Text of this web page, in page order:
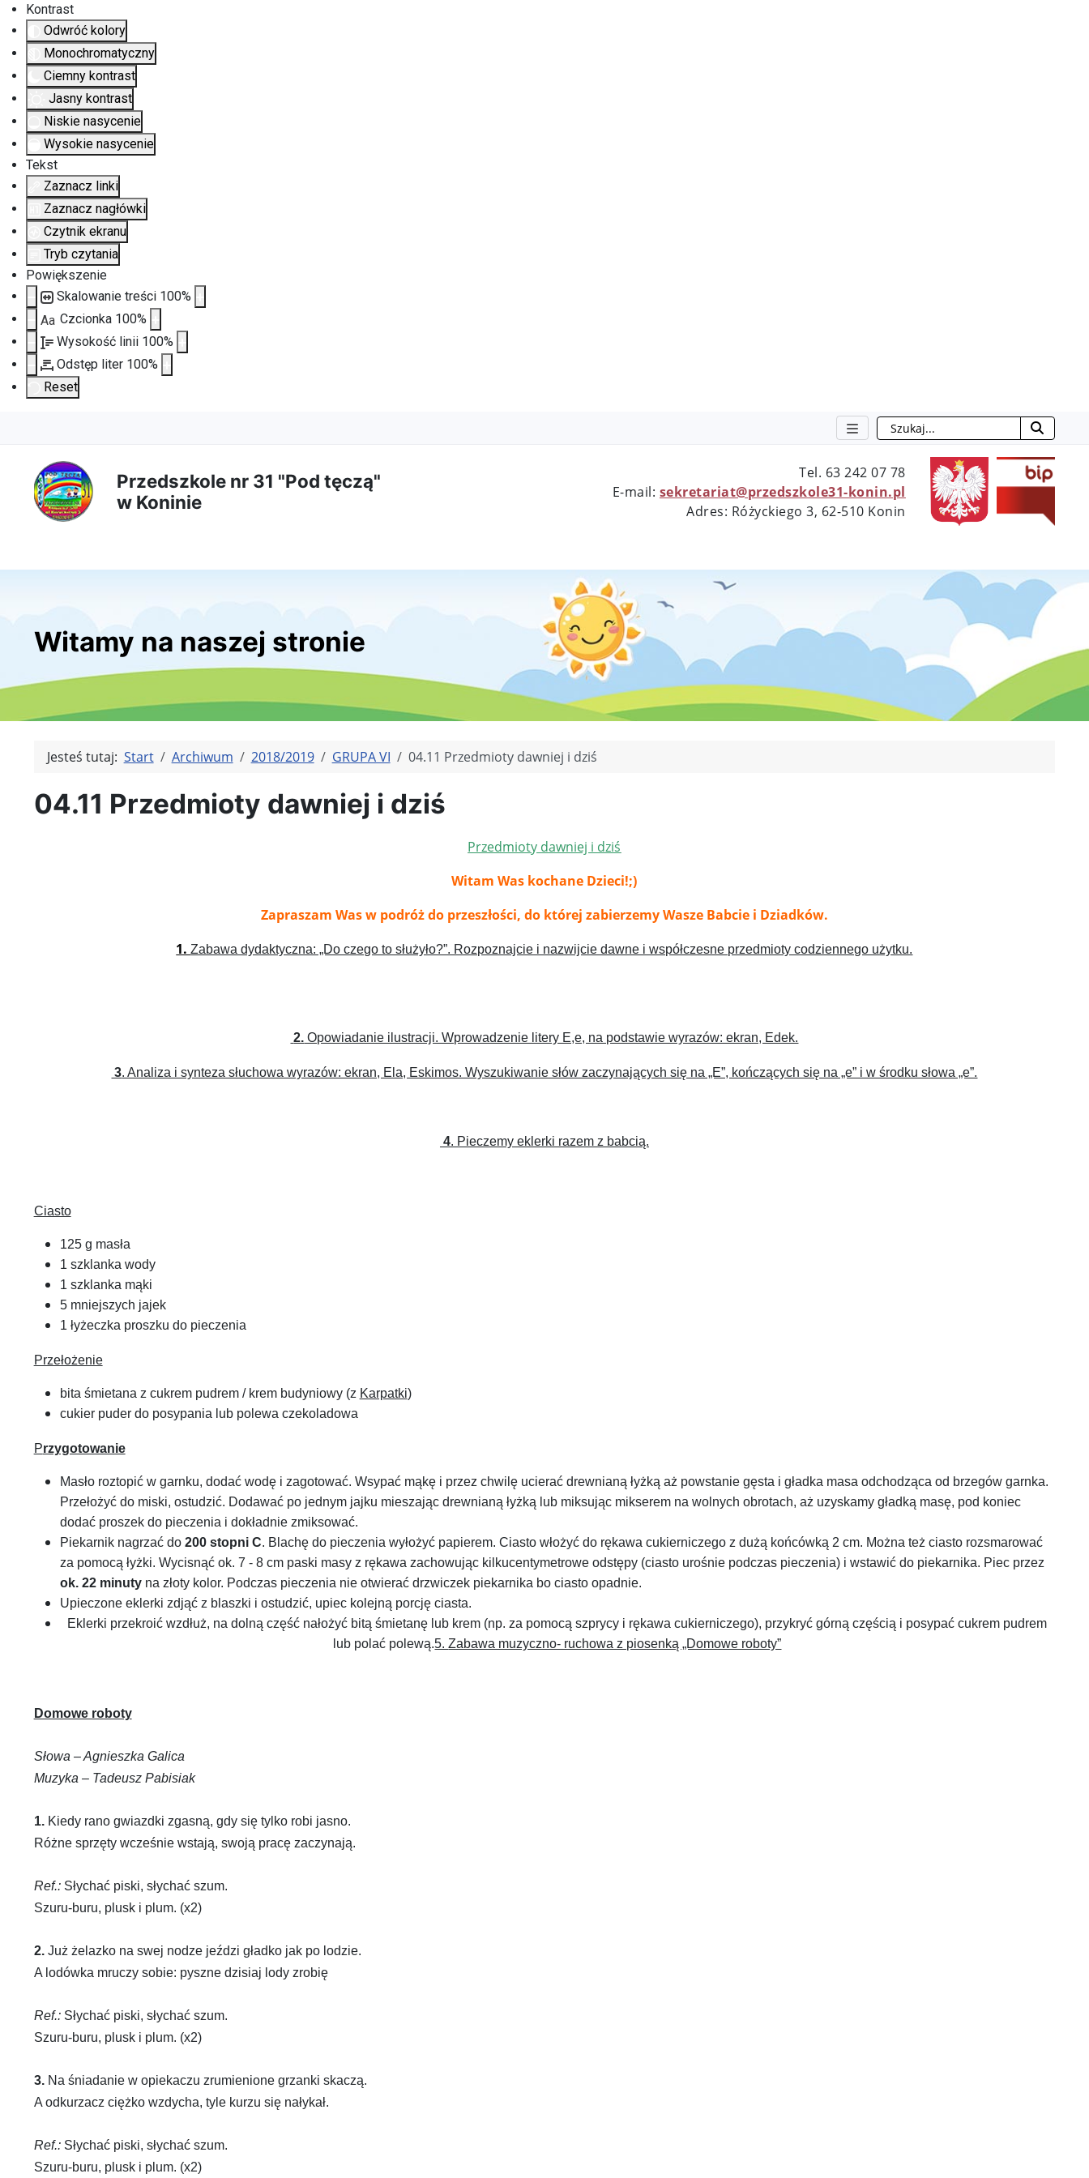
Kontrast
Odwróć kolory
Monochromatyczny
Ciemny kontrast
Jasny kontrast
Niskie nasycenie
Wysokie nasycenie
Tekst
Zaznacz linki
Zaznacz nagłówki
Czytnik ekranu
Tryb czytania
Powiększenie
Skalowanie treści 100%
Aa Czcionka 100%
Wysokość linii 100%
Odstęp liter 100%
Reset
do
treści
do
menu
do
wyszukiwarki
do
mapy
Szukaj
Przedszkole nr 31 "Pod tęczą"
w Koninie
Tel. 63 242 07 78
E-mail: sekretariat@przedszkole31-konin.pl
Adres: Różyckiego 3, 62-510 Konin
Witamy na naszej stronie
Jesteś tutaj: Start Archiwum 2018/2019 GRUPA VI 04.11 Przedmioty dawniej i dziś
04.11 Przedmioty dawniej i dziś
Przedmioty dawniej i dziś
Witam Was kochane Dzieci!;)
Zapraszam Was w podróż do przeszłości, do której zabierzemy Wasze Babcie i Dziadków.
1.Zabawa dydaktyczna: „Do czego to służyło?”. Rozpoznajcie i nazwijcie dawne i współczesne przedmioty codziennego użytku.
2. Opowiadanie ilustracji. Wprowadzenie litery E,e, na podstawie wyrazów: ekran, Edek.
3. Analiza i synteza słuchowa wyrazów: ekran, Ela, Eskimos. Wyszukiwanie słów zaczynających się na „E”, kończących się na „e” i w środku słowa „e”.
4. Pieczemy eklerki razem z babcią.
Ciasto
125 g masła
1 szklanka wody
1 szklanka mąki
5 mniejszych jajek
1 łyżeczka proszku do pieczenia
Przełożenie
bita śmietana z cukrem pudrem / krem budyniowy (z Karpatki)
cukier puder do posypania lub polewa czekoladowa
Przygotowanie
Masło roztopić w garnku, dodać wodę i zagotować. Wsypać mąkę i przez chwilę ucierać drewnianą łyżką aż powstanie gęsta i gładka masa odchodząca od brzegów garnka.
Przełożyć do miski, ostudzić. Dodawać po jednym jajku mieszając drewnianą łyżką lub miksując mikserem na wolnych obrotach, aż uzyskamy gładką masę, pod koniec
dodać proszek do pieczenia i dokładnie zmiksować.
Piekarnik nagrzać do 200 stopni C. Blachę do pieczenia wyłożyć papierem. Ciasto włożyć do rękawa cukierniczego z dużą końcówką 2 cm. Można też ciasto rozsmarować
za pomocą łyżki. Wycisnąć ok. 7 - 8 cm paski masy z rękawa zachowując kilkucentymetrowe odstępy (ciasto urośnie podczas pieczenia) i wstawić do piekarnika. Piec przez
ok. 22 minuty na złoty kolor. Podczas pieczenia nie otwierać drzwiczek piekarnika bo ciasto opadnie.
Upieczone eklerki zdjąć z blaszki i ostudzić, upiec kolejną porcję ciasta.
Eklerki przekroić wzdłuż, na dolną część nałożyć bitą śmietanę lub krem (np. za pomocą szprycy i rękawa cukierniczego), przykryć górną częścią i posypać cukrem pudrem
lub polać polewą.5.Zabawa muzyczno- ruchowa z piosenką „Domowe roboty”
Domowe roboty
Słowa – Agnieszka Galica
Muzyka – Tadeusz Pabisiak
1.Kiedy rano gwiazdki zgasną, gdy się tylko robi jasno.
Różne sprzęty wcześnie wstają, swoją pracę zaczynają.
Ref.:Słychać piski, słychać szum.
Szuru-buru, plusk i plum. (x2)
2.Już żelazko na swej nodze jeździ gładko jak po lodzie.
A lodówka mruczy sobie: pyszne dzisiaj lody zrobię
Ref.:Słychać piski, słychać szum.
Szuru-buru, plusk i plum. (x2)
3.Na śniadanie w opiekaczu zrumienione grzanki skaczą.
A odkurzacz ciężko wzdycha, tyle kurzu się nałykał.
Ref.:Słychać piski, słychać szum.
Szuru-buru, plusk i plum. (x2)